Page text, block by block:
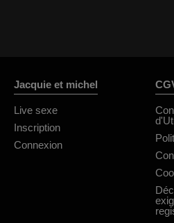
Jacquie et michel
Live sexe
Inscription
Connexion